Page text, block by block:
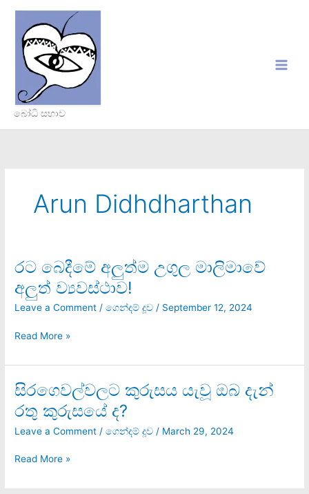
content
බෝධි සභාව
Arun Didhdharthan
රට බෙදීමේ අලුත්ම උගුල මාලිමාවේ
අලුත් ව්‍යවස්ථාව!
Leave a Comment /ගෙන්දම් දූව / September 12, 2024
රට
අලුත්ම
උගුල
අලුත්
Read More »
සිරගෙවල්වලට කුරුසය යැවූ ඔබ දැන්
රතු කුරුසයේ ද?
Leave a Comment /ගෙන්දම් දූව / March 29, 2024
සිරගෙවල්වලට
යැවූ
ඔබ
රතු
Read More »